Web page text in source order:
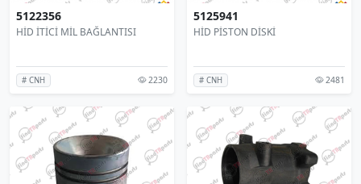
5122356
HİD İTİCİ MİL BAĞLANTISI
# CNH 2230
5125941
HİD PİSTON DİSKİ
# CNH 2481